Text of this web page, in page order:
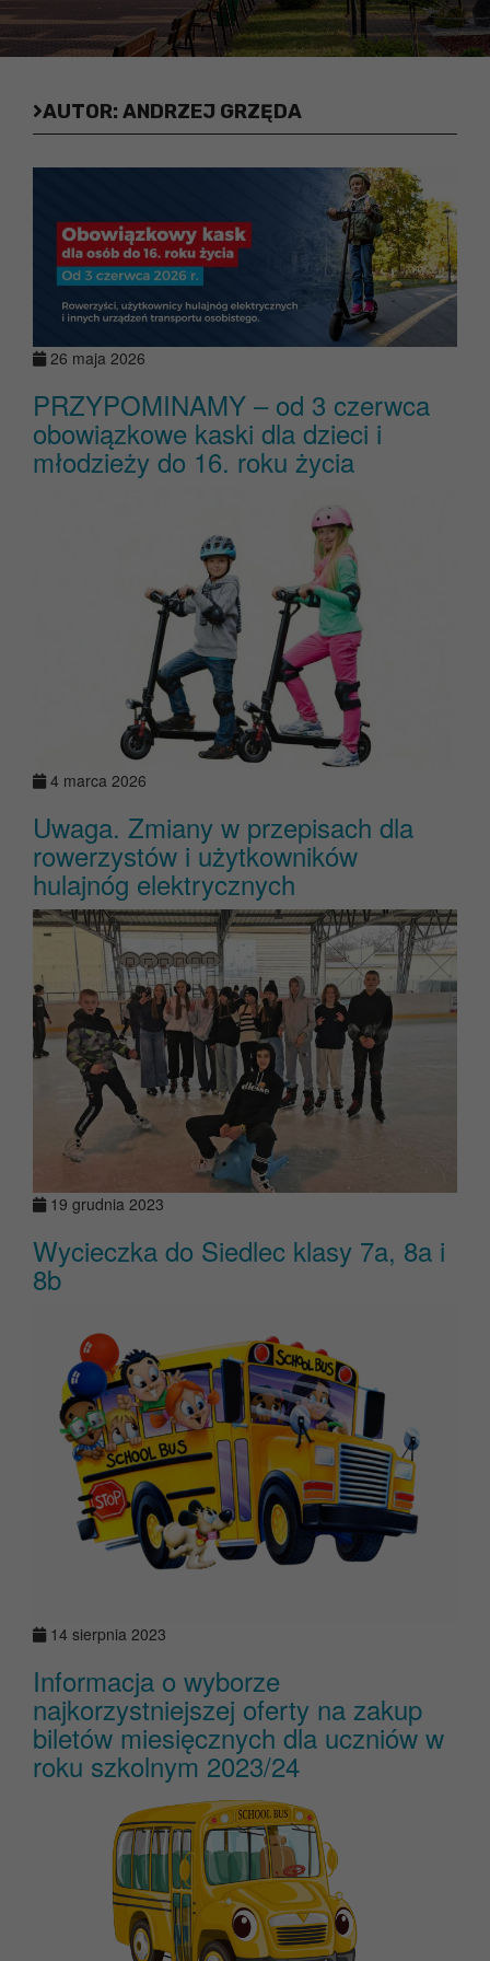
AUTOR: ANDRZEJ GRZĘDA
26 maja 2026
PRZYPOMINAMY – od 3 czerwca
obowiązkowe kaski dla dzieci i
młodzieży do 16. roku życia
4 marca 2026
Uwaga. Zmiany w przepisach dla
rowerzystów i użytkowników
hulajnóg elektrycznych
19 grudnia 2023
Wycieczka do Siedlec klasy 7a, 8a i
8b
14 sierpnia 2023
Informacja o wyborze
najkorzystniejszej oferty na zakup
biletów miesięcznych dla uczniów w
roku szkolnym 2023/24